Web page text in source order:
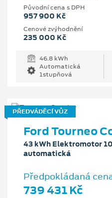
Původní cena s DPH
957 900 Kč
Cenové zvýhodnění
235 000 Kč
46.8 kWh
Automatická
1stupňová
PŘEDVÁDĚCÍ VŮZ
Ford Tourneo
43 kWh Elektromotor
automatická
Předpokládaná
739 431 Kč